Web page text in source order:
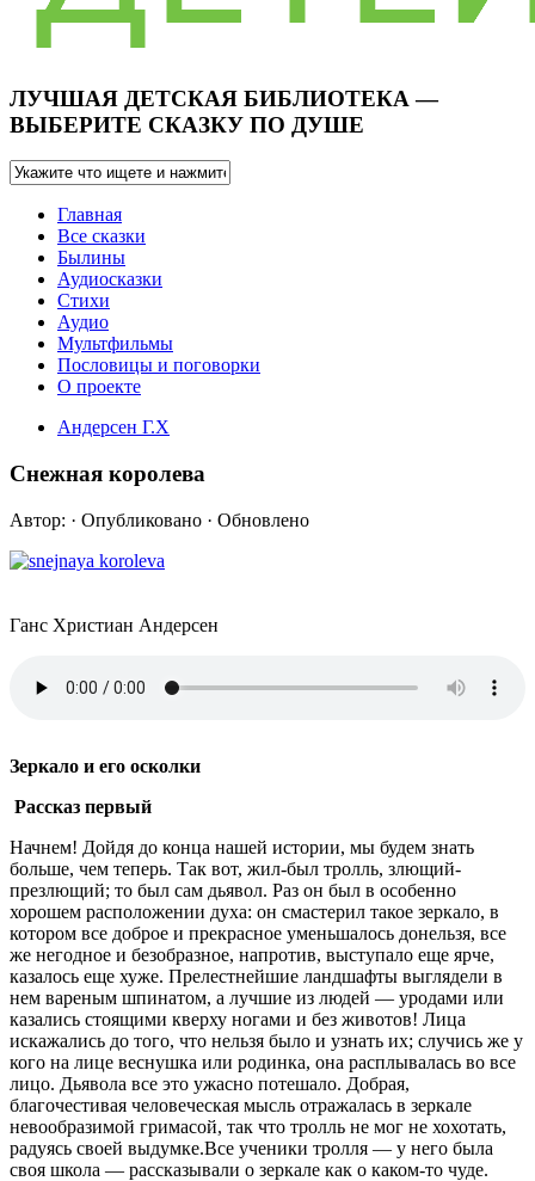
ЛУЧШАЯ ДЕТСКАЯ БИБЛИОТЕКА —
ВЫБЕРИТЕ СКАЗКУ ПО ДУШЕ
Главная
Все сказки
Былины
Аудиосказки
Стихи
Аудио
Мультфильмы
Пословицы и поговорки
О проекте
Андерсен Г.Х
Снежная королева
Автор: · Опубликовано · Обновлено
Ганс Христиан Андерсен
Зеркало и его осколки
Рассказ первый
Начнем! Дойдя до конца нашей истории, мы будем знать
больше, чем теперь. Так вот, жил-был тролль, злющий-
презлющий; то был сам дьявол. Раз он был в особенно
хорошем расположении духа: он смастерил такое зеркало, в
котором все доброе и прекрасное уменьшалось донельзя, все
же негодное и безобразное, напротив, выступало еще ярче,
казалось еще хуже. Прелестнейшие ландшафты выглядели в
нем вареным шпинатом, а лучшие из людей — уродами или
казались стоящими кверху ногами и без животов! Лица
искажались до того, что нельзя было и узнать их; случись же у
кого на лице веснушка или родинка, она расплывалась во все
лицо. Дьявола все это ужасно потешало. Добрая,
благочестивая человеческая мысль отражалась в зеркале
невообразимой гримасой, так что тролль не мог не хохотать,
радуясь своей выдумке.Все ученики тролля — у него была
своя школа — рассказывали о зеркале как о каком-то чуде.